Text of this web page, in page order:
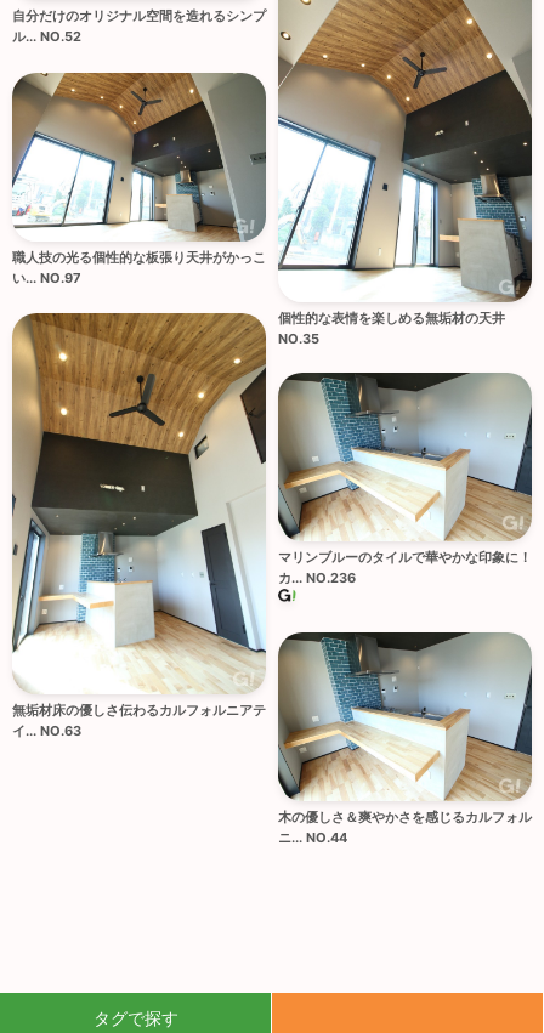
自分だけのオリジナル空間を造れるシンプ
ル... NO.52
個性的な表情を楽しめる無垢材の天井
NO.35
職人技の光る個性的な板張り天井がかっこ
い... NO.97
無垢材床の優しさ伝わるカルフォルニアテ
イ... NO.63
マリンブルーのタイルで華やかな印象に！
カ... NO.236
木の優しさ＆爽やかさを感じるカルフォル
ニ... NO.44
タグで探す